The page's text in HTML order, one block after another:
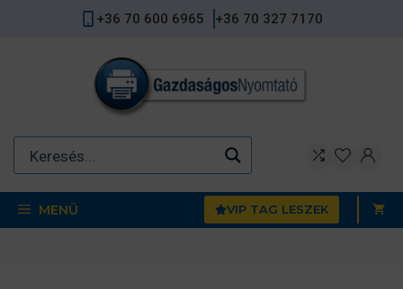
+36 70 600 6965 +36 70 327 7170
MENÜ VIP TAG LESZEK